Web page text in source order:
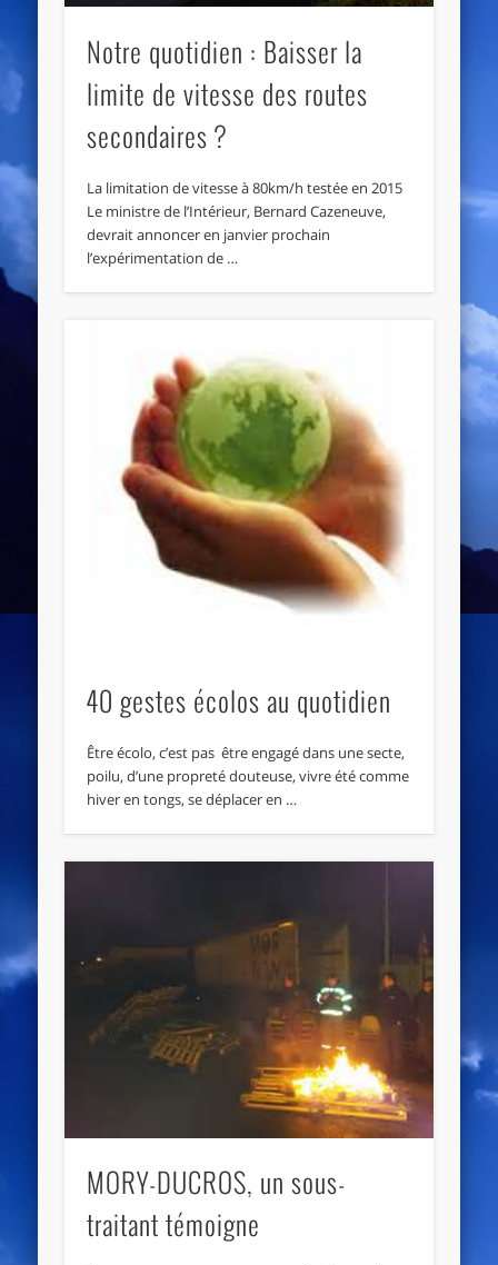
Notre quotidien : Baisser la
limite de vitesse des routes
secondaires ?
La limitation de vitesse à 80km/h testée en 2015
Le ministre de l’Intérieur, Bernard Cazeneuve,
devrait annoncer en janvier prochain
l’expérimentation de …
40 gestes écolos au quotidien
Être écolo, c’est pas être engagé dans une secte,
poilu, d’une propreté douteuse, vivre été comme
hiver en tongs, se déplacer en …
MORY-DUCROS, un sous-
traitant témoigne